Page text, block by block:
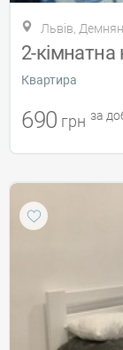
Львів,
2-кімнатна
Квартира
690 грн за